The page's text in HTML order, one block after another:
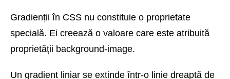
Gradienții în CSS nu constituie o proprietate
specială. Ei creează o valoare care este atribuită
proprietății background-image.
Un gradient liniar se extinde într-o linie dreaptă de